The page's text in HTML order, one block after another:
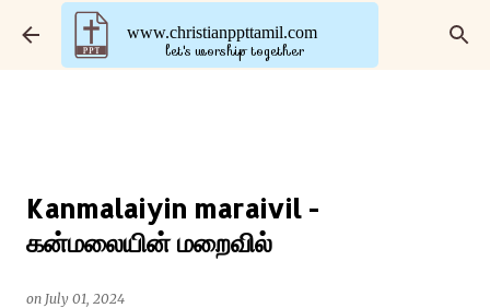
Skip to main content
www.christianppttamil.com
let's worship together
Kanmalaiyin maraivil -
கன்மலையின் மறைவில்
on July 01, 2024